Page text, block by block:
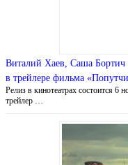
Виталий Хаев, Саша
в трейлере фильма
Релиз в кинотеатрах состоится
трейлер …